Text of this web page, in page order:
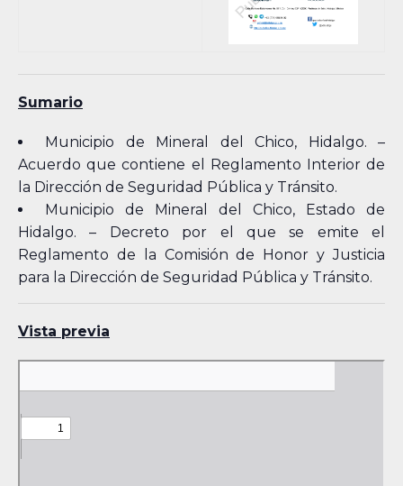
Sumario
Municipio de Mineral del Chico, Hidalgo. –
Acuerdo que contiene el Reglamento Interior de
la Dirección de Seguridad Pública y Tránsito.
Municipio de Mineral del Chico, Estado de
Hidalgo. – Decreto por el que se emite el
Reglamento de la Comisión de Honor y Justicia
para la Dirección de Seguridad Pública y Tránsito.
Vista previa
Skip
PDF
content